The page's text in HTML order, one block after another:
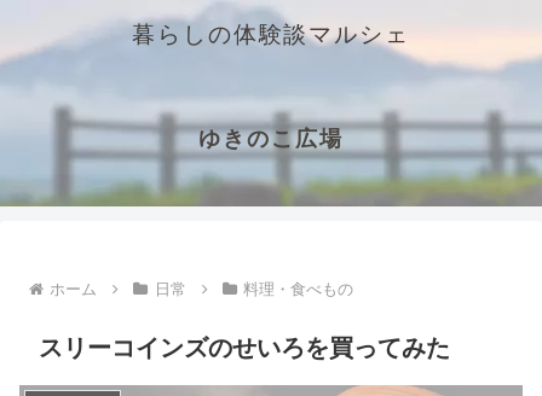
暮らしの体験談マルシェ
ゆきのこ広場
ホーム 日常 料理・食べもの
スリーコインズのせいろを買ってみた